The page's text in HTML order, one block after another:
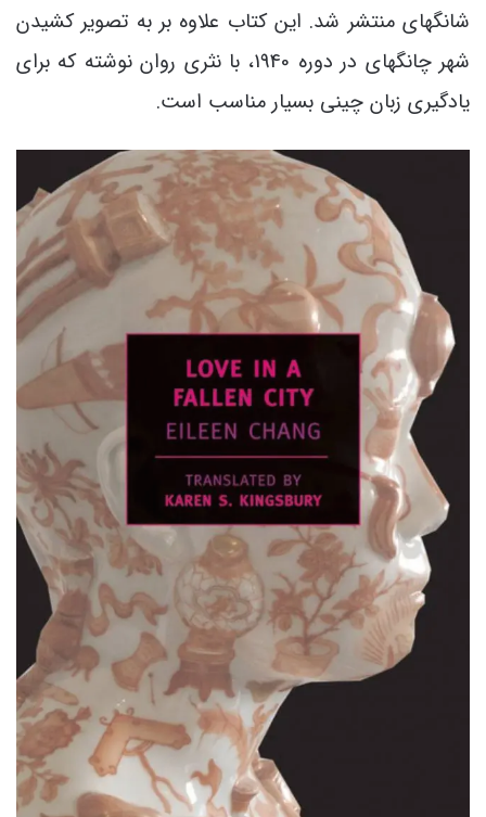
شانگهای منتشر شد. این کتاب علاوه بر به تصویر کشیدن
شهر چانگهای در دوره 1940، با نثری روان نوشته که برای
یادگیری زبان چینی بسیار مناسب است.